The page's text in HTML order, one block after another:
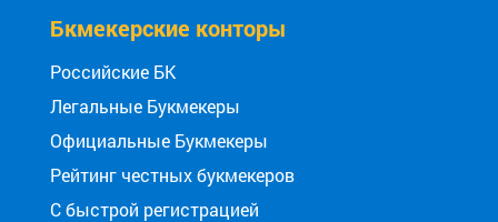
Бкмекерские конторы
Российские БК
Легальные Букмекеры
Официальные Букмекеры
Рейтинг честных букмекеров
С быстрой регистрацией